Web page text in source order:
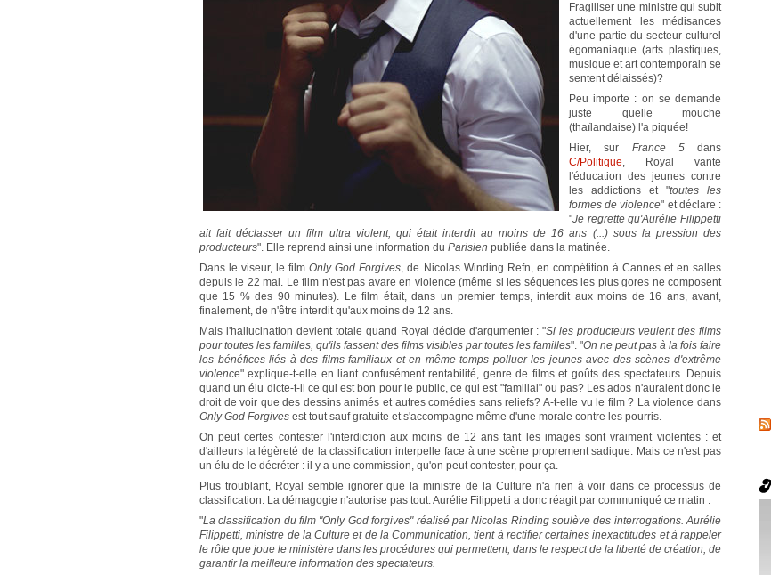
Fragiliser une ministre qui subit
actuellement les médisances
d'une partie du secteur culturel
égomaniaque (arts plastiques,
musique et art contemporain se
sentent délaissés)?
Peu importe : on se demande
juste quelle mouche
(thaïlandaise) l'a piquée!
Hier, sur France 5dans
C/Politique, Royal vante
l'éducation des jeunes contre
les addictions et "toutes les
formes de violence" et déclare :
"Je regrette qu'Aurélie Filippetti
ait fait déclasser un film ultra violent, qui était interdit au moins de 16 ans (...) sous la pression des
producteurs". Elle reprend ainsi une information du Parisien publiée dans la matinée.
Dans le viseur, le filmOnly God Forgives, de Nicolas Winding Refn, en compétition à Cannes et en salles
depuis le 22 mai. Le film n'est pas avare en violence (même si les séquences les plus gores ne composent
que 15 % des 90 minutes). Le film était, dans un premier temps, interdit aux moins de 16 ans, avant,
finalement, de n'être interdit qu'aux moins de 12 ans.
Mais l'hallucination devient totale quand Royal décide d'argumenter : "Si les producteurs veulent des films
pour toutes les familles, qu'ils fassent des films visibles par toutes les familles". "On ne peut pas à la fois faire
les bénéfices liés à des films familiaux et en même temps polluer les jeunes avec des scènes d'extrême
violence" explique-t-elle en liant confusément rentabilité, genre de films et goûts des spectateurs. Depuis
quand un élu dicte-t-il ce qui est bon pour le public, ce qui est "familial" ou pas? Les ados n'auraient donc le
droit de voir que des dessins animés et autres comédies sans reliefs? A-t-elle vu le film ? La violence dans
Only God Forgives est tout sauf gratuite et s'accompagne même d'une morale contre les pourris.
On peut certes contester l'interdiction aux moins de 12 ans tant les images sont vraiment violentes : et
d'ailleurs la légèreté de la classification interpelle face à une scène proprement sadique. Mais ce n'est pas
un élu de le décréter : il y a une commission, qu'on peut contester, pour ça.
Plus troublant, Royal semble ignorer que la ministre de la Culture n'a rien à voir dans ce processus de
classification. La démagogie n'autorise pas tout. Aurélie Filippetti a donc réagit par communiqué ce matin :
"La classification du film "Only God forgives" réalisé par Nicolas Rinding soulève des interrogations. Aurélie
Filippetti, ministre de la Culture et de la Communication, tient à rectifier certaines inexactitudes et à rappeler
le rôle que joue le ministère dans les procédures qui permettent, dans le respect de la liberté de création, de
garantir la meilleure information des spectateurs.